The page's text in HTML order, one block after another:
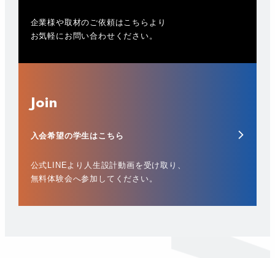
企業様や取材のご依頼はこちらより
お気軽にお問い合わせください。
Join
入会希望の学生はこちら
公式LINEより人生設計動画を受け取り、
無料体験会へ参加してください。